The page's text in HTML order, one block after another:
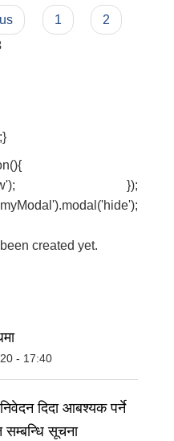
1
2
});
created yet.
- 17:40
निवेदन दिदा आबश्यक पर्ने
सम्बन्धि सूचना